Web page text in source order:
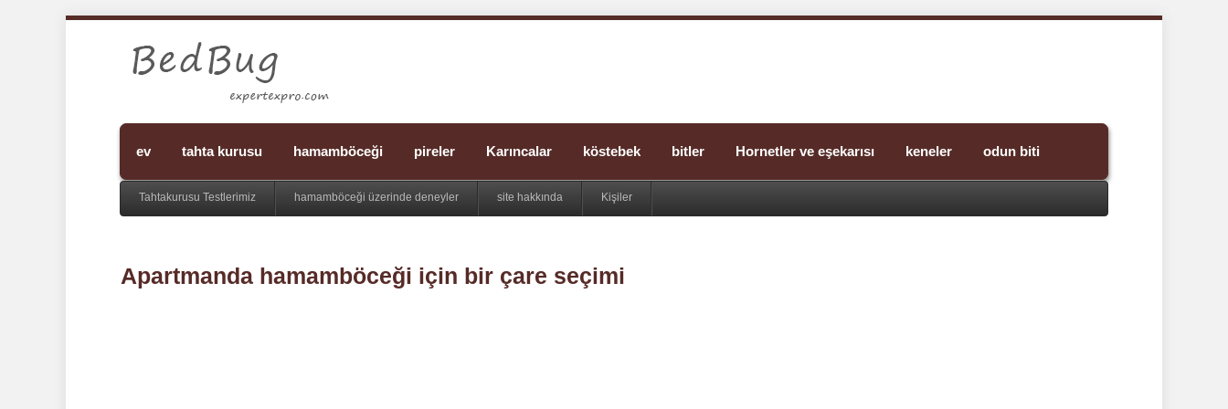
ev tahta kurusu hamamböceği pireler Karıncalar köstebek bitler Hornetler ve eşekarısı keneler odun biti
Tahtakurusu Testlerimiz hamamböceği üzerinde deneyler site hakkında Kişiler
Apartmanda hamamböceği için bir çare seçimi